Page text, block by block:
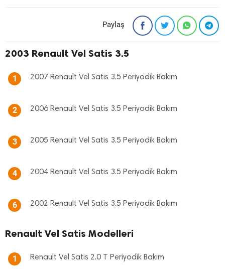
Paylaş
2003 Renault Vel Satis 3.5
1 2007 Renault Vel Satis 3.5 Periyodik Bakım
2 2006 Renault Vel Satis 3.5 Periyodik Bakım
3 2005 Renault Vel Satis 3.5 Periyodik Bakım
4 2004 Renault Vel Satis 3.5 Periyodik Bakım
6 2002 Renault Vel Satis 3.5 Periyodik Bakım
Renault Vel Satis Modelleri
1 Renault Vel Satis 2.0 T Periyodik Bakım